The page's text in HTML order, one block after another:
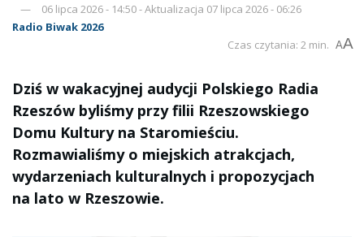
06 lipca 2026 - 14:50 - Aktualizacja 07 lipca 2026 - 06:26
Radio Biwak 2026
Czas czytania: 2 min. AA
Dziś w wakacyjnej audycji Polskiego Radia
Rzeszów byliśmy przy filii Rzeszowskiego
Domu Kultury na Staromieściu.
Rozmawialiśmy o miejskich atrakcjach,
wydarzeniach kulturalnych i propozycjach
na lato w Rzeszowie.